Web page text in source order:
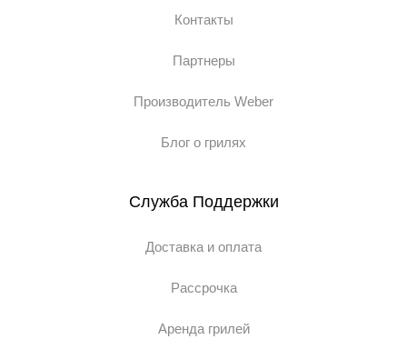
Контакты
Партнеры
Производитель Weber
Блог о грилях
Служба Поддержки
Доставка и оплата
Рассрочка
Аренда грилей